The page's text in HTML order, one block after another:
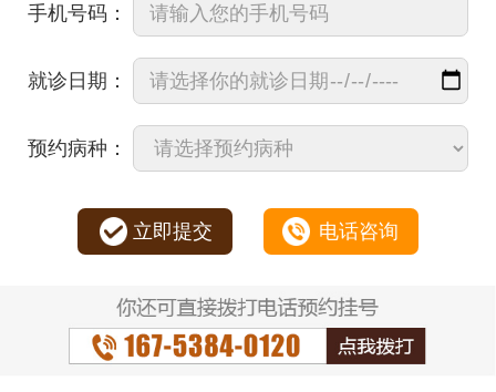
手机号码：
就诊日期：
预约病种：
立即提交 电话咨询